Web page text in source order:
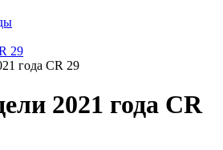
29
года CR 29
2021 года CR